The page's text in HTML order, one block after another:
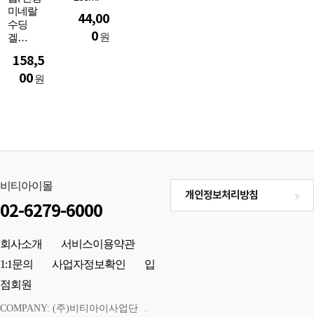
미네랄
수딩
겔…
158,5
00 원
44,00
0 원
비티아이몰
02-6279-6000
회사소개
서비스이용약관
1:1문의
사업자정보확인
입
점회원
COMPANY: (주)비티아이사업단
개인정보처리방침